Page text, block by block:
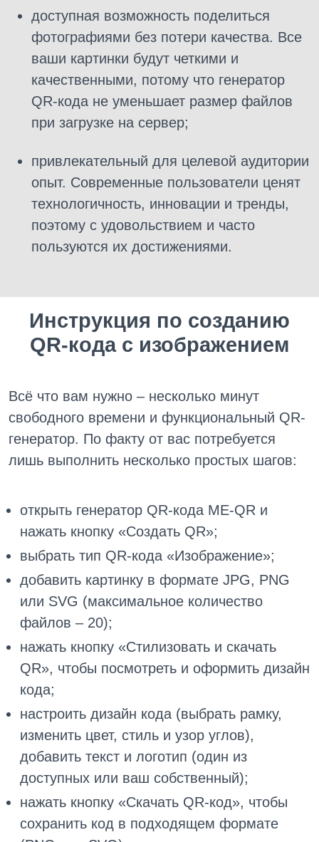
доступная возможность поделиться
фотографиями без потери качества. Все
ваши картинки будут четкими и
качественными, потому что генератор
QR-кода не уменьшает размер файлов
при загрузке на сервер;
привлекательный для целевой аудитории
опыт. Современные пользователи ценят
технологичность, инновации и тренды,
поэтому с удовольствием и часто
пользуются их достижениями.
Инструкция по созданию
QR-кода с изображением
Всё что вам нужно – несколько минут
свободного времени и функциональный QR-
генератор. По факту от вас потребуется
лишь выполнить несколько простых шагов:
открыть генератор QR-кода ME-QR и
нажать кнопку «Создать QR»;
выбрать тип QR-кода «Изображение»;
добавить картинку в формате JPG, PNG
или SVG (максимальное количество
файлов – 20);
нажать кнопку «Стилизовать и скачать
QR», чтобы посмотреть и оформить дизайн
кода;
настроить дизайн кода (выбрать рамку,
изменить цвет, стиль и узор углов),
добавить текст и логотип (один из
доступных или ваш собственный);
нажать кнопку «Скачать QR-код», чтобы
сохранить код в подходящем формате